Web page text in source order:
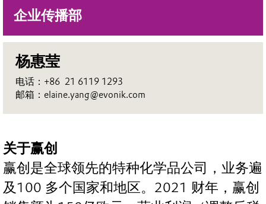
企业传播部
杨惠莹
电话：+86 21 6119 1293
邮箱：elaine.yang@evonik.com
关于赢创
赢创是全球领先的特种化学品公司，业务遍
及100 多个国家和地区。2021 财年，赢创